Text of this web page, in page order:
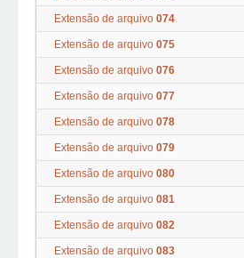
Extensão de arquivo 074
Extensão de arquivo 075
Extensão de arquivo 076
Extensão de arquivo 077
Extensão de arquivo 078
Extensão de arquivo 079
Extensão de arquivo 080
Extensão de arquivo 081
Extensão de arquivo 082
Extensão de arquivo 083